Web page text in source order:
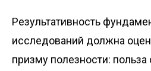
Результативность
исследований должна
призму полезности: